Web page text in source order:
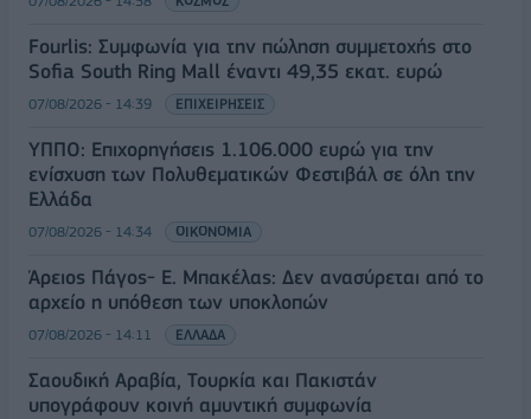
Fourlis: Συμφωνία για την πώληση συμμετοχής στο
Sofia South Ring Mall έναντι 49,35 εκατ. ευρώ
07/08/2026 - 14:39 ΕΠΙΧΕΙΡΗΣΕΙΣ
ΥΠΠΟ: Επιχορηγήσεις 1.106.000 ευρώ για την
ενίσχυση των Πολυθεματικών Φεστιβάλ σε όλη την
Ελλάδα
07/08/2026 - 14:34 ΟΙΚΟΝΟΜΙΑ
Άρειος Πάγος- Ε. Μπακέλας: Δεν ανασύρεται από το
αρχείο η υπόθεση των υποκλοπών
07/08/2026 - 14:11 ΕΛΛΑΔΑ
Σαουδική Αραβία, Τουρκία και Πακιστάν
υπογράφουν κοινή αμυντική συμφωνία